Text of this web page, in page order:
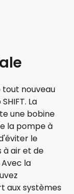
tout nouveau
La
une bobine
la pompe à
le
à air et de
la
aux systèmes